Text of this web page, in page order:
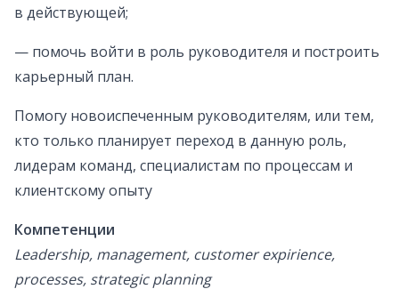
в действующей;
— помочь войти в роль руководителя и построить
карьерный план.
Помогу новоиспеченным руководителям, или тем,
кто только планирует переход в данную роль,
лидерам команд, специалистам по процессам и
клиентскому опыту
Компетенции
Leadership, management, customer expirience,
processes, strategic planning